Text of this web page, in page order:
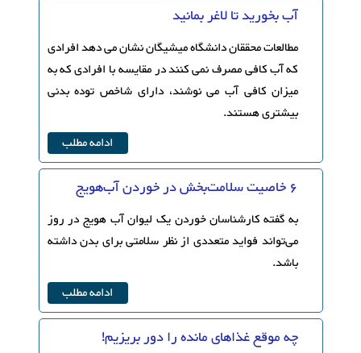
آب بخورید تا لاغر بمانید
مطالعات محققان دانشگاه میشیگان نشان می دهد افرادی
که آب کافی مصرف نمی کنند در مقایسه با افرادی که به
میزان کافی آب می نوشند، دارای شاخص توده بدنی
بیشتری هستند.
ادامه مطلب
۶ خاصیت سلامت‌بخش در خوردن آب‌هویج
به گفته کارشناسان خوردن یک لیوان آب هویج در روز
می‌تواند فواید متعددی از نظر سلامتی برای بدن داشته
باشد.
ادامه مطلب
چه موقع غذاهای مانده را دور بریزیم!